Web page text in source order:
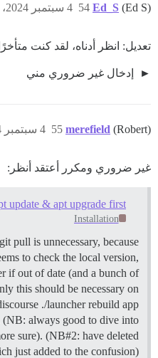
Ed_S (Ed S) 4 سبتمبر 2024، 8:06ص 54
تعديل: انظر أدناه، لقد كنت
إدخال غير ضروري مني
merefield (Robert) 4 سبتمبر 2024، 8:47ص 55
غير ضروري ومكرر أعتقد أنظر:
Installation
pull is unnecessary, because
to check the local version,
if out of date (and a bunch of
this should be necessary on
./launcher rebuild app
always good to dive into
sure). (NB#2: have deleted
just added to the confusion).